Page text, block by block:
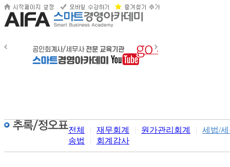
전체 | 재무회계 | 원가관리회계 |
세법/
송법
| 회계감사